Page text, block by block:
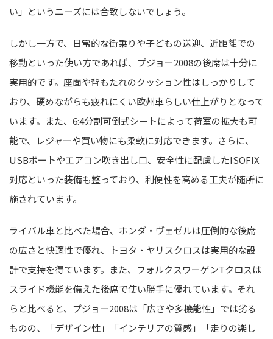
い」というニーズには合致しないでしょう。
しかし一方で、日常的な街乗りや子どもの送迎、近距離での
移動といった使い方であれば、プジョー2008の後席は十分に
実用的です。座面や背もたれのクッション性はしっかりして
おり、硬めながらも疲れにくい欧州車らしい仕上がりとなって
います。また、6:4分割可倒式シートによって荷室の拡大も可
能で、レジャーや買い物にも柔軟に対応できます。さらに、
USBポートやエアコン吹き出し口、安全性に配慮したISOFIX
対応といった装備も整っており、利便性を高める工夫が随所に
施されています。
ライバル車と比べた場合、ホンダ・ヴェゼルは圧倒的な後席
の広さと快適性で優れ、トヨタ・ヤリスクロスは実用的な設
計で支持を得ています。また、フォルクスワーゲンTクロスは
スライド機能を備えた後席で使い勝手に優れています。それ
らと比べると、プジョー2008は「広さや多機能性」では劣る
ものの、「デザイン性」「インテリアの質感」「走りの楽し